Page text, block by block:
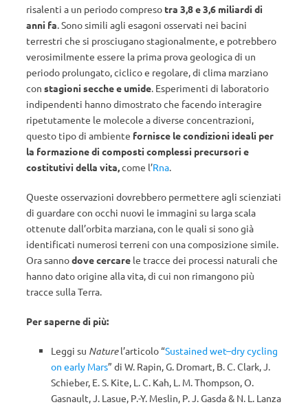
risalenti a un periodo compreso tra 3,8 e 3,6 miliardi di
anni fa. Sono simili agli esagoni osservati nei bacini
terrestri che si prosciugano stagionalmente, e potrebbero
verosimilmente essere la prima prova geologica di un
periodo prolungato, ciclico e regolare, di clima marziano
con stagioni secche e umide. Esperimenti di laboratorio
indipendenti hanno dimostrato che facendo interagire
ripetutamente le molecole a diverse concentrazioni,
questo tipo di ambiente fornisce le condizioni ideali per
la formazione di composti complessi precursori e
costitutivi della vita,come l’Rna.
Queste osservazioni dovrebbero permettere agli scienziati
di guardare con occhi nuovi le immagini su larga scala
ottenute dall’orbita marziana, con le quali si sono già
identificati numerosi terreni con una composizione simile.
Ora sannodove cercare le tracce dei processi naturali che
hanno dato origine alla vita, di cui non rimangono più
tracce sulla Terra.
Per saperne di più:
Leggi su Naturel’articolo “Sustained wet–dry cycling
on early Mars” di W. Rapin, G. Dromart, B. C. Clark, J.
Schieber, E. S. Kite, L. C. Kah, L. M. Thompson, O.
Gasnault, J. Lasue, P.-Y. Meslin, P. J. Gasda & N. L. Lanza